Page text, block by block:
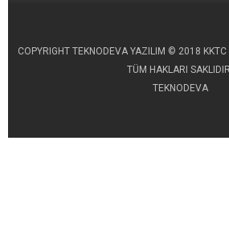
COPYRIGHT TEKNODEVA YAZILIM © 2018 KKTC
TÜM HAKLARI
TEKNODEVA